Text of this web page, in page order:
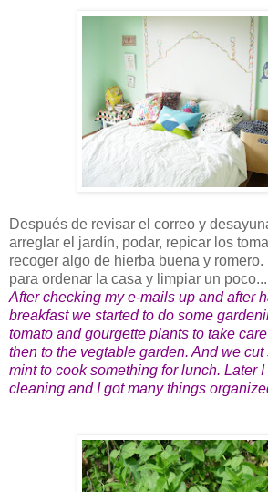
Después de revisar el correo y
arreglar el jardín, podar, repicar los
recoger algo de hierba buena y
para ordenar la casa y limpiar un poco...
After checking my e-mails up and after
breakfast we started to do some
tomato and gourgette plants to take
then to the vegtable garden. And we
mint to cook something for lunch. Later
cleaning and I got many things